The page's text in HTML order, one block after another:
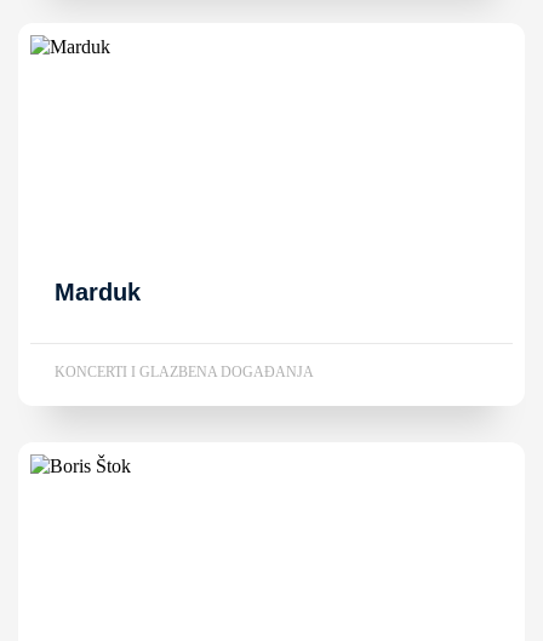
Marduk
KONCERTI I GLAZBENA DOGAĐANJA